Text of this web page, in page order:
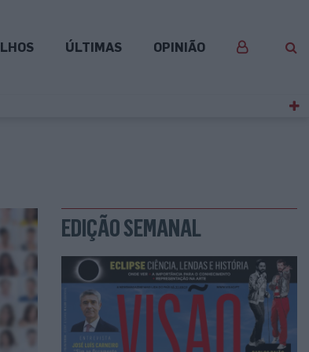
ÚLTIMAS OPINIÃO
EDIÇÃO SEMANAL